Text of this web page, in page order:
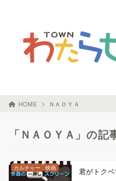
HOME ＮＡＯＹＡ
「ＮＡＯＹＡ」の記
君がトク
カルチャー 映画